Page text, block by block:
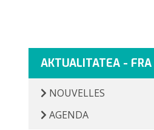
AKTUALITATEA - FRA
NOUVELLES
AGENDA